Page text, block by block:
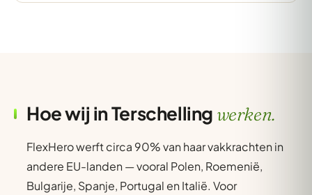
Hoe wij in Terschelling werken.
FlexHero werft circa 90% van haar vakkrachten in
andere EU-landen — vooral Polen, Roemenië,
Bulgarije, Spanje, Portugal en Italië. Voor